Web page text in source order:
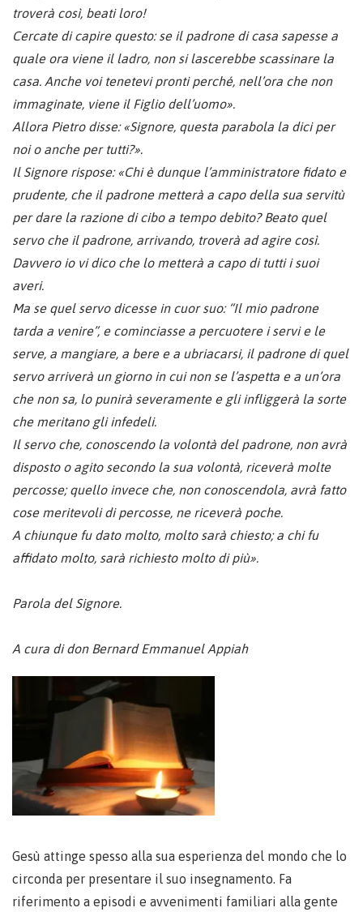
troverà così, beati loro!
Cercate di capire questo: se il padrone di casa sapesse a
quale ora viene il ladro, non si lascerebbe scassinare la
casa. Anche voi tenetevi pronti perché, nell’ora che non
immaginate, viene il Figlio dell’uomo».
Allora Pietro disse: «Signore, questa parabola la dici per
noi o anche per tutti?».
Il Signore rispose: «Chi è dunque l’amministratore fidato e
prudente, che il padrone metterà a capo della sua servitù
per dare la razione di cibo a tempo debito? Beato quel
servo che il padrone, arrivando, troverà ad agire così.
Davvero io vi dico che lo metterà a capo di tutti i suoi
averi.
Ma se quel servo dicesse in cuor suo: “Il mio padrone
tarda a venire”, e cominciasse a percuotere i servi e le
serve, a mangiare, a bere e a ubriacarsi, il padrone di quel
servo arriverà un giorno in cui non se l’aspetta e a un’ora
che non sa, lo punirà severamente e gli infliggerà la sorte
che meritano gli infedeli.
Il servo che, conoscendo la volontà del padrone, non avrà
disposto o agito secondo la sua volontà, riceverà molte
percosse; quello invece che, non conoscendola, avrà fatto
cose meritevoli di percosse, ne riceverà poche.
A chiunque fu dato molto, molto sarà chiesto; a chi fu
affidato molto, sarà richiesto molto di più».
Parola del Signore.
A cura di don Bernard Emmanuel Appiah
Gesù attinge spesso alla sua esperienza del mondo che lo
circonda per presentare il suo insegnamento. Fa
riferimento a episodi e avvenimenti familiari alla gente